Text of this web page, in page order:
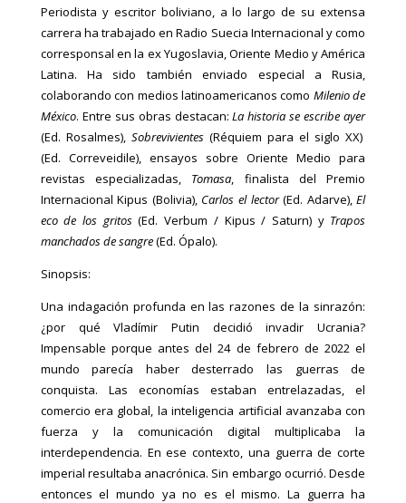
Periodista y escritor boliviano, a lo largo de su extensa
carrera ha trabajado en Radio Suecia Internacional y como
corresponsal en la ex Yugoslavia, Oriente Medio y América
Latina. Ha sido también enviado especial a Rusia,
colaborando con medios latinoamericanos como Milenio de
México. Entre sus obras destacan:La historia se escribe ayer
(Ed. Rosalmes), Sobrevivientes (Réquiem para el siglo XX)
(Ed. Correveidile), ensayos sobre Oriente Medio para
revistas especializadas, Tomasa, finalista del Premio
Internacional Kipus (Bolivia), Carlos el lector(Ed. Adarve),El
eco de los gritos(Ed. Verbum / Kipus / Saturn) y Trapos
manchados de sangre(Ed. Ópalo).
Sinopsis:
Una indagación profunda en las razones de la sinrazón:
¿por qué Vladímir Putin decidió invadir Ucrania?
Impensable porque antes del 24 de febrero de 2022 el
mundo parecía haber desterrado las guerras de
conquista. Las economías estaban entrelazadas, el
comercio era global, la inteligencia artificial avanzaba con
fuerza y la comunicación digital multiplicaba la
interdependencia. En ese contexto, una guerra de corte
imperial resultaba anacrónica. Sin embargo ocurrió. Desde
entonces el mundo ya no es el mismo. La guerra ha